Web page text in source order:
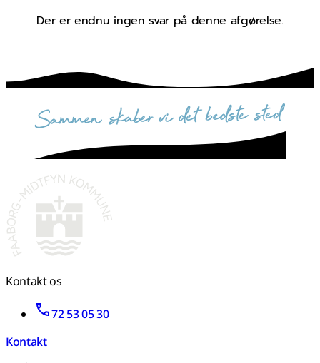
Der er endnu ingen svar på denne afgørelse.
sammen skaber vi det bedste sted
Kontakt os
72 53 05 30
Kontakt